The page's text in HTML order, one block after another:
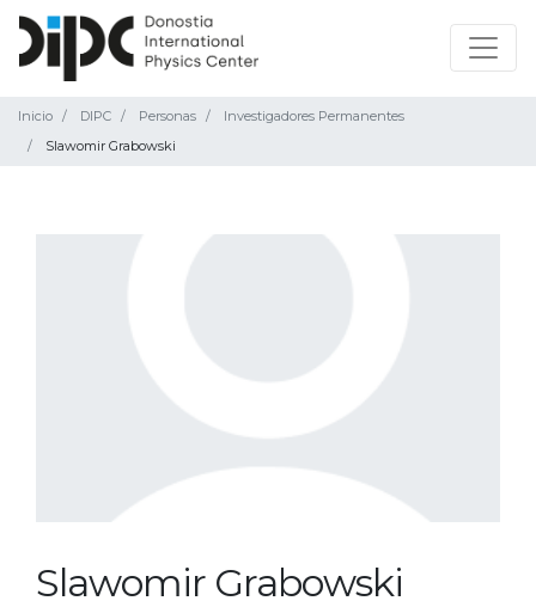
Inicio DIPC Personas
Investigadores Permanentes
Slawomir Grabowski
Slawomir Grabowski